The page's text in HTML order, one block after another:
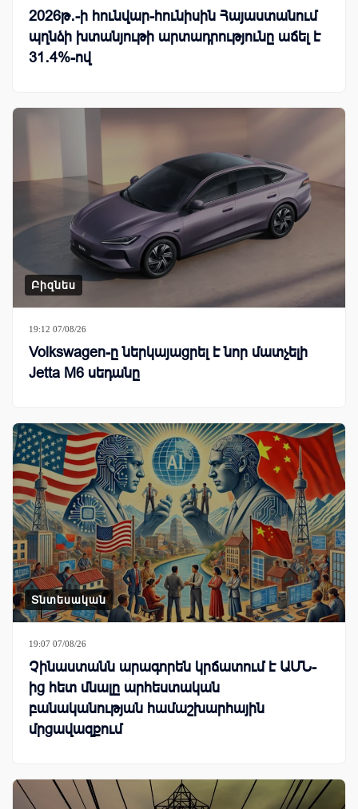
2026թ․-ի հունվար-հունիսին Հայաստանում
պղնձի խտանյութի արտադրությունը աճել է
31․4%-ով
Բիզնես
19:12 07/08/26
Volkswagen-ը ներկայացրել է նոր մատչելի
Jetta M6 սեդանը
Տնտեսական
19:07 07/08/26
Չինաստանն արագորեն կրճատում է ԱՄՆ-
ից հետ մնալը արհեստական
բանականության համաշխարհային
մրցավազքում